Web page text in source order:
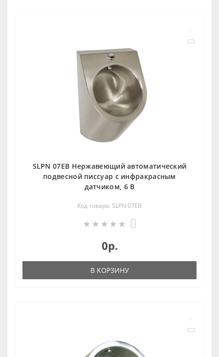
SLPN 07EB Нержавеющий автоматический
подвесной писсуар с инфракрасным
датчиком, 6 В
Код товара: SLPN 07EB
0р.
В КОРЗИНУ